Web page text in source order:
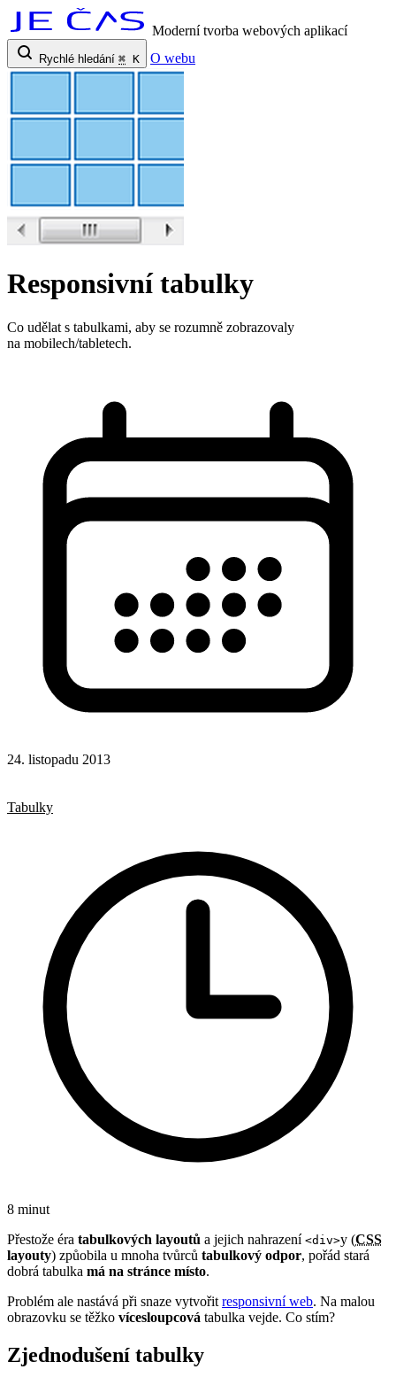
Moderní tvorba webových aplikací
Rychlé hledání ⌘ K O webu
Responsivní tabulky
Co udělat s tabulkami, aby se rozumně zobrazovaly
na mobilech/tabletech.
24. listopadu 2013
Tabulky
8 minut
Přestože éra tabulkových layoutů a jejich nahrazení <div>y (CSS
layouty) způobila u mnoha tvůrců tabulkový odpor, pořád stará
dobrá tabulka má na stránce místo.
Problém ale nastává při snaze vytvořit responsivní web. Na malou
obrazovku se těžko vícesloupcová tabulka vejde. Co stím?
Zjednodušení tabulky